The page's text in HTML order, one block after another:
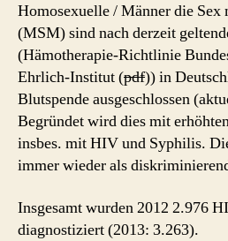
Homosexuelle / Männer die Sex
(MSM) sind nach derzeit
(Hämotherapie-Richtlinie
Ehrlich-Institut (pdf)) in
Blutspende ausgeschlossen
Begründet wird dies mit
insbes. mit HIV und Syphilis.
immer wieder als
Insgesamt wurden 2012 2.976
diagnostiziert (2013: 3.263).